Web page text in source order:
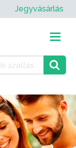
Jegyvásárlás